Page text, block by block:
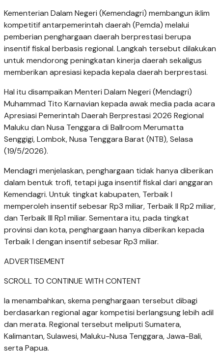
Kementerian Dalam Negeri (Kemendagri) membangun iklim
kompetitif antarpemerintah daerah (Pemda) melalui
pemberian penghargaan daerah berprestasi berupa
insentif fiskal berbasis regional. Langkah tersebut dilakukan
untuk mendorong peningkatan kinerja daerah sekaligus
memberikan apresiasi kepada kepala daerah berprestasi.
Hal itu disampaikan Menteri Dalam Negeri (Mendagri)
Muhammad Tito Karnavian kepada awak media pada acara
Apresiasi Pemerintah Daerah Berprestasi 2026 Regional
Maluku dan Nusa Tenggara di Ballroom Merumatta
Senggigi, Lombok, Nusa Tenggara Barat (NTB), Selasa
(19/5/2026).
Mendagri menjelaskan, penghargaan tidak hanya diberikan
dalam bentuk trofi, tetapi juga insentif fiskal dari anggaran
Kemendagri. Untuk tingkat kabupaten, Terbaik I
memperoleh insentif sebesar Rp3 miliar, Terbaik II Rp2 miliar,
dan Terbaik III Rp1 miliar. Sementara itu, pada tingkat
provinsi dan kota, penghargaan hanya diberikan kepada
Terbaik I dengan insentif sebesar Rp3 miliar.
ADVERTISEMENT
SCROLL TO CONTINUE WITH CONTENT
Ia menambahkan, skema penghargaan tersebut dibagi
berdasarkan regional agar kompetisi berlangsung lebih adil
dan merata. Regional tersebut meliputi Sumatera,
Kalimantan, Sulawesi, Maluku-Nusa Tenggara, Jawa-Bali,
serta Papua.